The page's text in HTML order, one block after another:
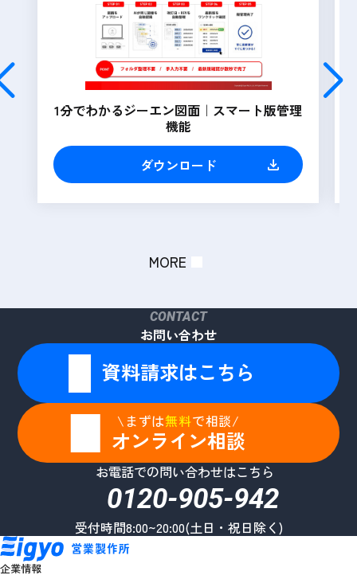
1分でわかるジーエン図面｜スマート版管理
機能
ダウンロード
MORE
CONTACT
お問い合わせ
資料請求はこちら
\まずは無料で相談/
オンライン相談
お電話での問い合わせはこちら
0120-905-942
受付時間8:00~20:00(土日・祝日除く)
企業情報